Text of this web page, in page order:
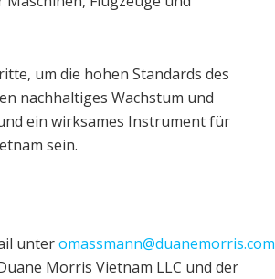
um die hohen Standards des
nachhaltiges Wachstum und
ein wirksames Instrument für
sein.
unteromassmann@duanemorris.com
Morris Vietnam LLC und der